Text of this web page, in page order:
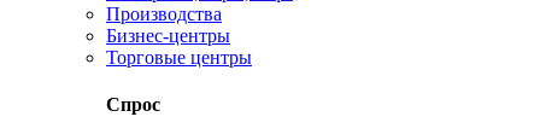
Производства
Бизнес-центры
Торговые центры
Спрос